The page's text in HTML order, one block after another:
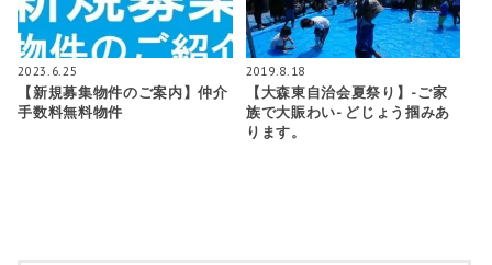
2023.6.25
【新規募集物件のご案内】仲介
手数料無料物件
2019.8.18
【大森東自治会夏祭り】-ご家
族で大賑わい- どじょう掴みあ
ります。